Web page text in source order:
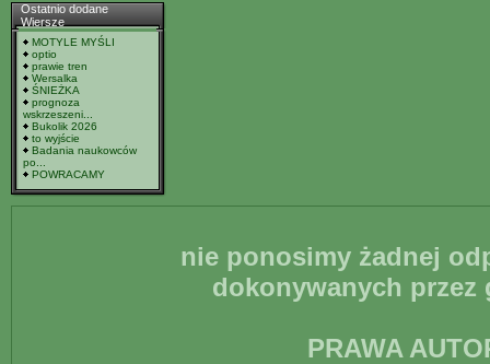
Ostatnio dodane
Wiersze
MOTYLE MYŚLI
optio
prawie tren
Wersalka
ŚNIEŻKA
prognoza
wskrzeszeni...
Bukolik 2026
to wyjście
Badania naukowców
po...
POWRACAMY
nie ponosimy żadnej
dokonywanych
PRAWA